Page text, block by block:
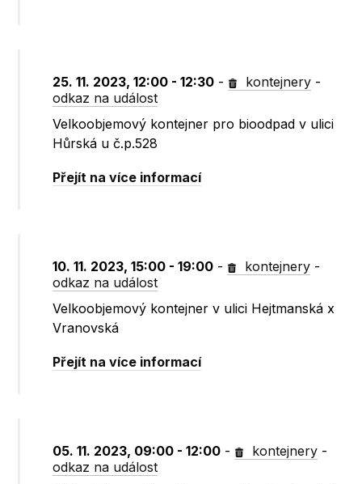
25. 11. 2023, 12:00 - 12:30 - kontejnery -
odkaz na událost
Velkoobjemový kontejner pro bioodpad v ulici
Hůrská u č.p.528
Přejít na více informací
10. 11. 2023, 15:00 - 19:00 - kontejnery -
odkaz na událost
Velkoobjemový kontejner v ulici Hejtmanská x
Vranovská
Přejít na více informací
05. 11. 2023, 09:00 - 12:00 - kontejnery -
odkaz na událost